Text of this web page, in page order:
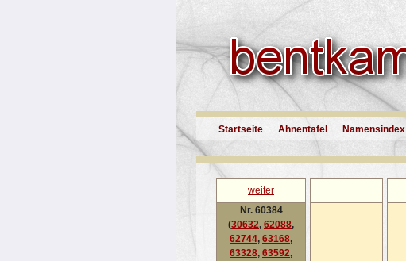
Startseite Ahnentafel Namensindex
weiter
Nr. 60384
(30632, 62088,
62744, 63168,
63328, 63592,